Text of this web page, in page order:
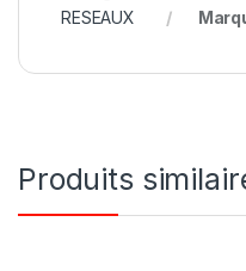
RESEAUX
Produits